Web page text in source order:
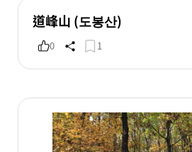
道峰山 (도봉산)
0 1